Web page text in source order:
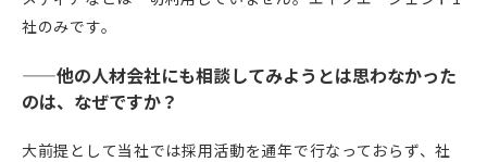
社のみです。
——他の人材会社にも相談してみようとは思わなかった
のは、なぜですか？
大前提として当社では採用活動を通年で行なっておらず、社